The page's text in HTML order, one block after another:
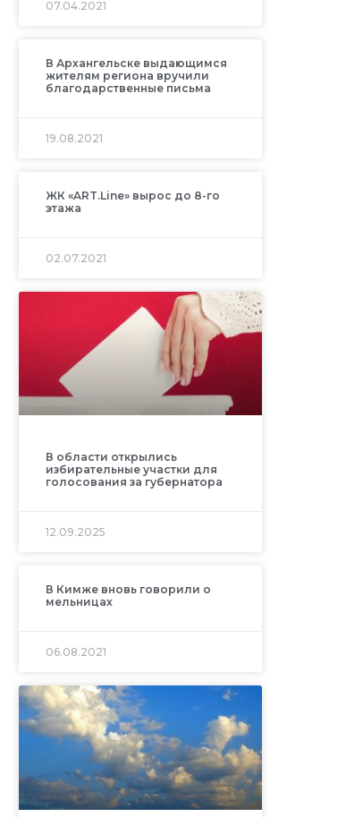
07.04.2021
В Архангельске выдающимся
жителям региона вручили
благодарственные письма
19.08.2021
ЖК «ART.Line» вырос до 8-го
этажа
02.07.2021
В области открылись
избирательные участки для
голосования за губернатора
12.09.2025
В Кимже вновь говорили о
мельницах
06.08.2021